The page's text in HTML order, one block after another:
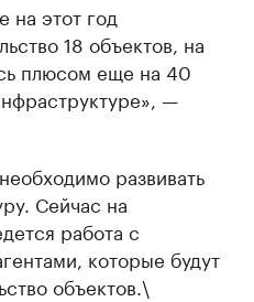
на этот год
18 объектов, на
плюсом еще на 40
—
развивать
Сейчас на
работа с
которые будут
объектов.\